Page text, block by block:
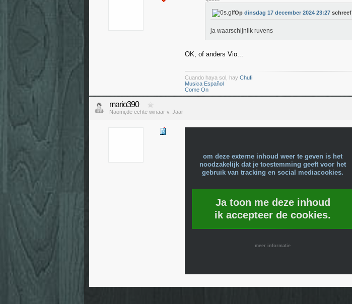
Op dinsdag 17 december 2024 23:27 schreef
ja waarschijnlik ruvens
OK, of anders Vio...
Cuando haya sol, hay Chufi
Musica Español
Come On
mario390
Naomi,de echte winaar v. Jaar
om deze externe inhoud weer te geven is het
noodzakelijk dat je toestemming geeft voor het
gebruik van tracking en social mediacookies.
Ja toon me deze inhoud
ik accepteer de cookies.
meer informatie